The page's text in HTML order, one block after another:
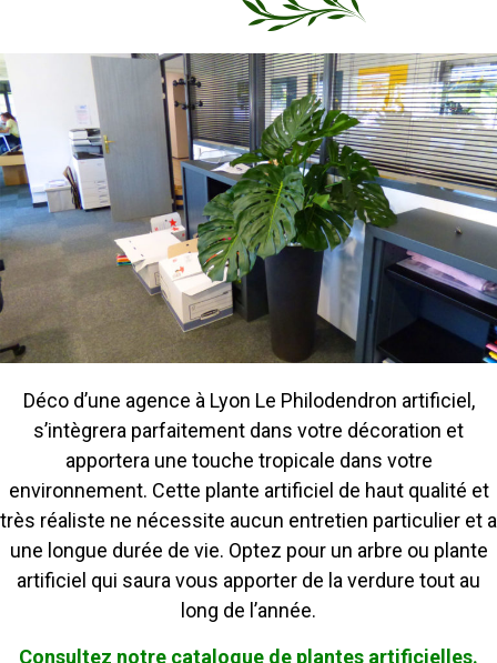
Déco d’une agence à Lyon Le Philodendron artificiel,
s’intègrera parfaitement dans votre décoration et
apportera une touche tropicale dans votre
environnement. Cette plante artificiel de haut qualité et
très réaliste ne nécessite aucun entretien particulier et a
une longue durée de vie. Optez pour un arbre ou plante
artificiel qui saura vous apporter de la verdure tout au
long de l’année.
Consultez notre catalogue de plantes artificielles.